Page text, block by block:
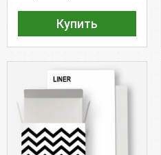
Купить